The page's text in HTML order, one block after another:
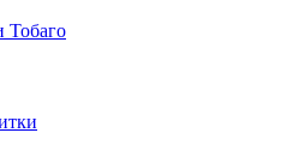
Тобаго